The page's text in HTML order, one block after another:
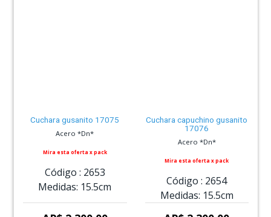
Cuchara gusanito 17075
Acero *Dn*
Mira esta oferta x pack
Código : 2653
Medidas: 15.5cm
Cuchara capuchino gusanito
17076
Acero *Dn*
Mira esta oferta x pack
Código : 2654
Medidas: 15.5cm